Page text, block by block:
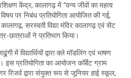
केंद्र, कालागढ़ में “वन्य जीवों का महत्व
पर निबंध प्रतियोगिता आयोजित की गई,
सरस्वती विद्या मंदिर कालागढ़ एवं सेंट
छात्राओं ने प्रतिभाग किया।
में विद्यार्थियों द्वारा क्ले मॉडलिंग एवं भाषण
इस प्रतियोगिता का आयोजन कॉर्बेट ग्राम
रिजर्व द्वारा संयुक्त रूप से जूनियर हाई स्कूल,